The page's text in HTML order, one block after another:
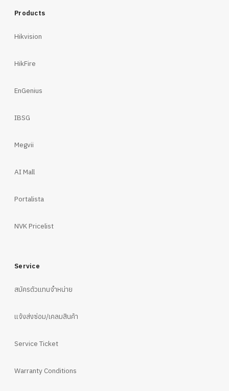
Products
Hikvision
HikFire
EnGenius
IBSG
Megvii
AI Mall
Portalista
NVK Pricelist
Service
สมัครตัวแทนจำหน่าย
แจ้งส่งซ่อม/เคลมสินค้า
Service Ticket
Warranty Conditions